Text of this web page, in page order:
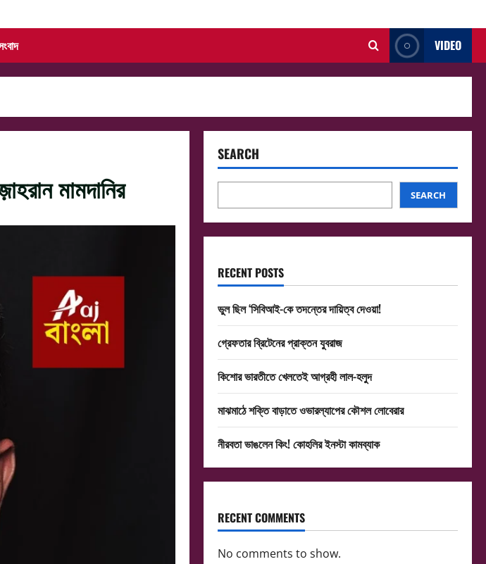
VIDEO
মামদানির
SEARCH
SEARCH
RECENT POSTS
ভুল ছিল ‘সিবিআই-কে তদন্তের দায়িত্ব দেওয়া!
গ্রেফতার ব্রিটেনের প্রাক্তন যুবরাজ
কিশোর ভারতীতে খেলতেই আগ্রহী লাল-হলুদ
মাঝমাঠে শক্তি বাড়াতে ওভারল্যাপের কৌশল লোবেরার
নীরবতা ভাঙলেন কিং! কোহলির ইনস্টা কামব্যাক
RECENT COMMENTS
No comments to show.